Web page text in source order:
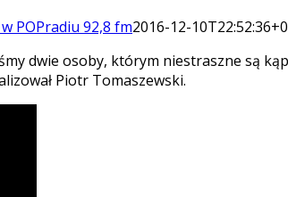
POPradiu 92,8 fm2016-12-
dwie osoby, którym niestraszne są
Piotr Tomaszewski.